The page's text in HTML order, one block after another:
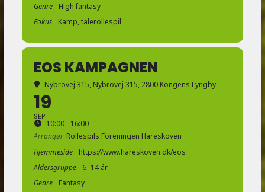
Genre
High fantasy
Fokus
Kamp, talerollespil
EOS KAMPAGNEN
Nybrovej 315, Nybrovej 315, 2800 Kongens Lyngby
19
SEP
10:00 - 16:00
Arrangør Rollespils Foreningen Hareskoven
Hjemmeside
https://www.hareskoven.dk/eos
Aldersgruppe
6- 14 år
Genre
Fantasy